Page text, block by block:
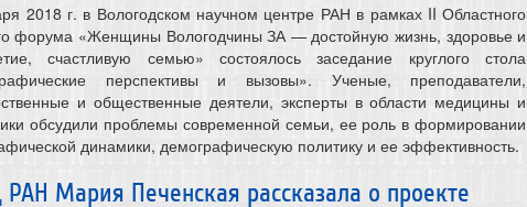
2018 г. в Вологодском научном центре РАН в рамках II Областного
форума «Женщины Вологодчины ЗА — достойную жизнь, здоровье и
счастливую семью» состоялось заседание круглого стола
перспективы и вызовы». Ученые, преподаватели,
и общественные деятели, эксперты в области медицины и
обсудили проблемы современной семьи, ее роль в формировании
динамики, демографическую политику и ее эффективность.
Мария Печенская рассказала о проекте